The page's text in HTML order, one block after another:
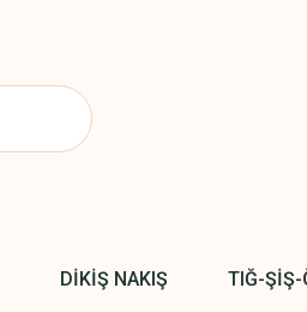
DİKİŞ NAKIŞ TIĞ-ŞİŞ-